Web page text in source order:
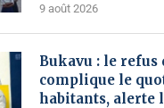
9 août 2026
Bukavu : le refus
complique le
habitants, alerte